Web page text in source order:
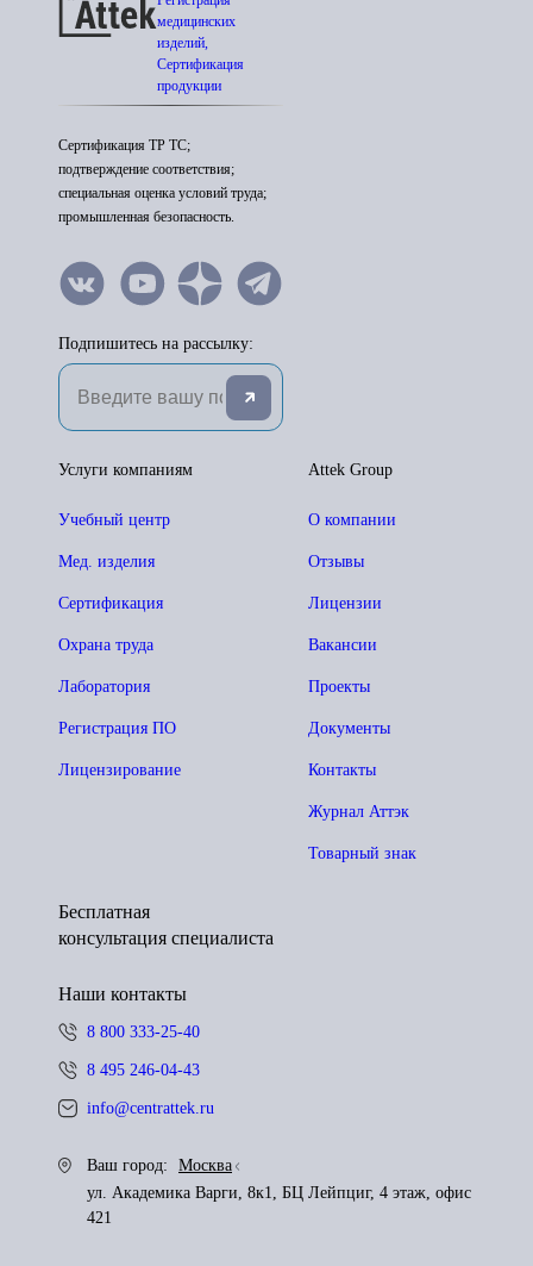
медицинских
изделий,
Сертификация
продукции
Сертификация ТР ТС;
подтверждение соответствия;
специальная оценка условий труда;
промышленная безопасность.
Подпишитесь на рассылку:
Attek Group
О компании
Отзывы
Лицензии
Вакансии
Проекты
Документы
Контакты
Журнал Аттэк
Товарный знак
Услуги компаниям
Учебный центр
Мед. изделия
Сертификация
Охрана труда
Лаборатория
Регистрация ПО
Лицензирование
Бесплатная
консультация специалиста
Наши контакты
8 800 333-25-40
8 495 246-04-43
info@centrattek.ru
Ваш город:
Москва
ул. Академика Варги, 8к1, БЦ Лейпциг, 4 этаж, офис
421